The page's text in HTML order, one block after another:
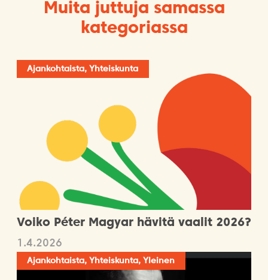
Muita juttuja samassa
kategoriassa
Ajankohtaista, Yhteiskunta
Voiko Péter Magyar hävitä vaalit 2026?
1.4.2026
Ajankohtaista, Yhteiskunta, Yleinen